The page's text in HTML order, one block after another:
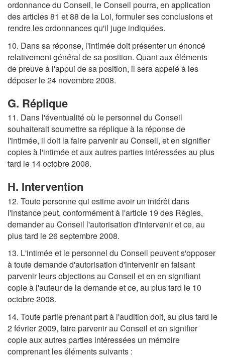
ordonnance du Conseil, le Conseil pourra, en application
des articles 81 et 88 de la Loi, formuler ses conclusions et
rendre les ordonnances qu'il juge indiquées.
10. Dans sa réponse, l'intimée doit présenter un énoncé
relativement général de sa position. Quant aux éléments
de preuve à l'appui de sa position, il sera appelé à les
déposer le 24 novembre 2008.
G. Réplique
11. Dans l'éventualité où le personnel du Conseil
souhaiterait soumettre sa réplique à la réponse de
l'intimée, il doit la faire parvenir au Conseil, et en signifier
copies à l'intimée et aux autres parties intéressées au plus
tard le 14 octobre 2008.
H. Intervention
12. Toute personne qui estime avoir un intérêt dans
l'instance peut, conformément à l'article 19 des Règles,
demander au Conseil l'autorisation d'intervenir et ce, au
plus tard le 26 septembre 2008.
13. L'intimée et le personnel du Conseil peuvent s'opposer
à toute demande d'autorisation d'intervenir en faisant
parvenir leurs objections au Conseil et en en signifiant
copie à l'auteur de la demande et ce, au plus tard le 10
octobre 2008.
14. Toute partie prenant part à l'audition doit, au plus tard le
2 février 2009, faire parvenir au Conseil et en signifier
copie aux autres parties intéressées un mémoire
comprenant les éléments suivants :